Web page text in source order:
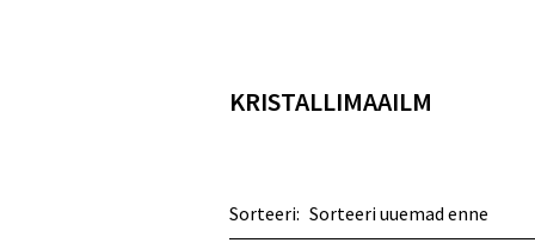
KRISTALLIMAAILM
Sorteeri: